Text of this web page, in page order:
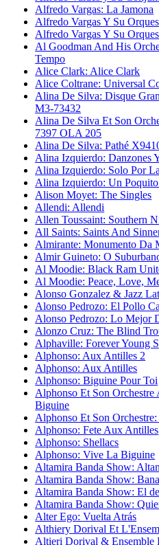
Alfredo Vargas: La Jamona
Alfredo Vargas Y Su
Alfredo Vargas Y Su
Al Goodman And His
Tempo
Alice Clark: Alice Clark
Alice Coltrane: Universal
Alina De Silva: Disque
M3-73432
Alina De Silva Et Son
7397 OLA 205
Alina De Silva: Pathé
Alina Izquierdo: Danzones
Alina Izquierdo: Solo Por
Alina Izquierdo: Un
Alison Moyet: The Singles
Allendi: Allendi
Allen Toussaint: Southern
All Saints: Saints And
Almirante: Monumento Da
Almir Guineto: O
Al Moodie: Black Ram
Al Moodie: Peace, Love,
Alonso Gonzalez & Jazz
Alonso Pedrozo: El Pollo
Alonso Pedrozo: Lo Mejor
Alonzo Cruz: The Blind
Alphaville: Forever Young
Alphonso: Aux Antilles 2
Alphonso: Aux Antilles
Alphonso: Biguine Pour Toi
Alphonso Et Son
Biguine
Alphonso Et Son
Alphonso: Fete Aux Antilles
Alphonso: Shellacs
Alphonso: Vive La Biguine
Altamira Banda Show:
Altamira Banda Show:
Altamira Banda Show: El
Altamira Banda Show:
Alter Ego: Vuelta Atrás
Althiery Dorival Et
Altieri Dorival & Ensemble